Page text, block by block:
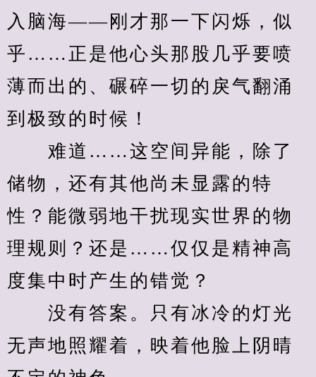
入脑海——刚才那一下闪烁，似
乎……正是他心头那股几乎要喷
薄而出的、碾碎一切的戾气翻涌
到极致的时候！
难道……这空间异能，除了
储物，还有其他尚未显露的特
性？能微弱地干扰现实世界的物
理规则？还是……仅仅是精神高
度集中时产生的错觉？
没有答案。只有冰冷的灯光
无声地照耀着，映着他脸上阴晴